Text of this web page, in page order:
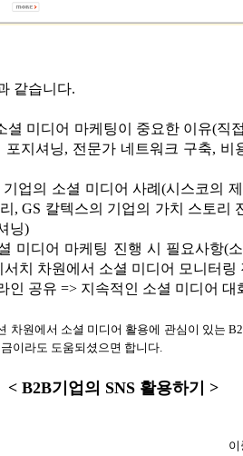
같습니다.
셜 미디어 마케팅이 중요한 이유(직
포지셔닝, 전문가 네트워크 구축, 비
기업의 소셜 미디어 사례(시스코의
, GS 칼텍스의 기업의 가치 스토리
닝)
미디어 마케팅 진행 시 필요사항(
서치 차원에서 소셜 미디어 모니터링
인 공유 => 지속적인 소셜 미디어 대
차원에서 소셜 미디어 활용에 관심이 있는
이라도 도움되셨으면 합니다.
< B2B기업의 SNS 활용하기 >